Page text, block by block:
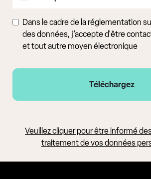
Dans le cadre de la réglementation
des données, j'accepte d'être
et tout autre moyen électronique
Veuillez cliquer pour être informé
traitement de vos données